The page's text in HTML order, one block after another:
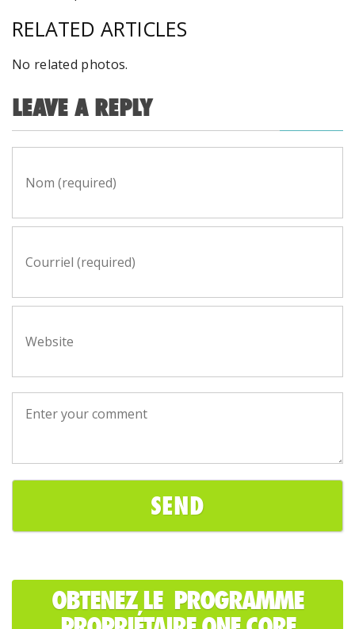
RELATED ARTICLES
No related photos.
LEAVE A REPLY
OBTENEZ LE PROGRAMME